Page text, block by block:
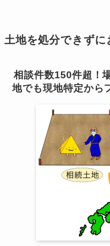
土地を処分できず
相談件数150件超！
地でも現地特定から